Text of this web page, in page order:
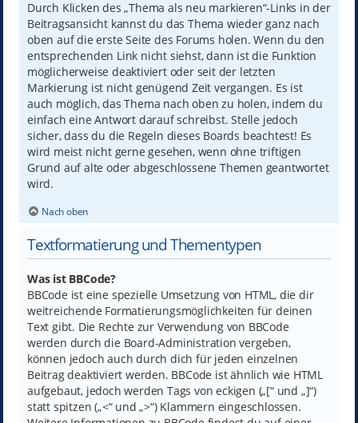
Durch Klicken des „Thema als neu markieren“-Links in der
Beitragsansicht kannst du das Thema wieder ganz nach
oben auf die erste Seite des Forums holen. Wenn du den
entsprechenden Link nicht siehst, dann ist die Funktion
möglicherweise deaktiviert oder seit der letzten
Markierung ist nicht genügend Zeit vergangen. Es ist
auch möglich, das Thema nach oben zu holen, indem du
einfach eine Antwort darauf schreibst. Stelle jedoch
sicher, dass du die Regeln dieses Boards beachtest! Es
wird meist nicht gerne gesehen, wenn ohne triftigen
Grund auf alte oder abgeschlossene Themen geantwortet
wird.
Nach oben
Textformatierung und Thementypen
Was ist BBCode?
BBCode ist eine spezielle Umsetzung von HTML, die dir
weitreichende Formatierungsmöglichkeiten für deinen
Text gibt. Die Rechte zur Verwendung von BBCode
werden durch die Board-Administration vergeben,
können jedoch auch durch dich für jeden einzelnen
Beitrag deaktiviert werden. BBCode ist ähnlich wie HTML
aufgebaut, jedoch werden Tags von eckigen („[“ und „]“)
statt spitzen („<“ und „>“) Klammern eingeschlossen.